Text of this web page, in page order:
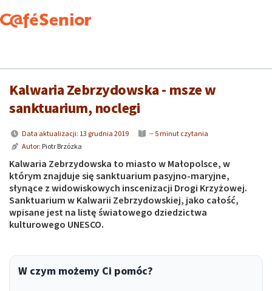
Kalwaria Zebrzydowska - msze w
sanktuarium, noclegi
Data aktualizacji: 13 grudnia 2019
~ 5 minut czytania
Autor: Piotr Brzózka
Kalwaria Zebrzydowska to miasto w Małopolsce, w
którym znajduje się sanktuarium pasyjno-maryjne,
słynące z widowiskowych inscenizacji Drogi Krzyżowej.
Sanktuarium w Kalwarii Zebrzydowskiej, jako całość,
wpisane jest na listę światowego dziedzictwa
kulturowego UNESCO.
W czym możemy Ci pomóc?